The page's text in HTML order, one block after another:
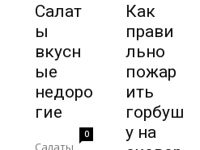
Салат
ы
вкусн
ые
недоро
гие
0
Салаты
Как
прави
льно
пожар
ить
горбуш
у на